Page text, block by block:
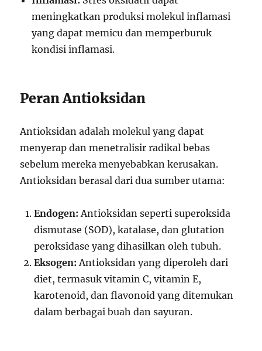
meningkatkan produksi molekul inflamasi
yang dapat memicu dan memperburuk
kondisi inflamasi.
Peran Antioksidan
Antioksidan adalah molekul yang dapat
menyerap dan menetralisir radikal bebas
sebelum mereka menyebabkan kerusakan.
Antioksidan berasal dari dua sumber utama:
Endogen: Antioksidan seperti superoksida
dismutase (SOD), katalase, dan glutation
peroksidase yang dihasilkan oleh tubuh.
Eksogen: Antioksidan yang diperoleh dari
diet, termasuk vitamin C, vitamin E,
karotenoid, dan flavonoid yang ditemukan
dalam berbagai buah dan sayuran.